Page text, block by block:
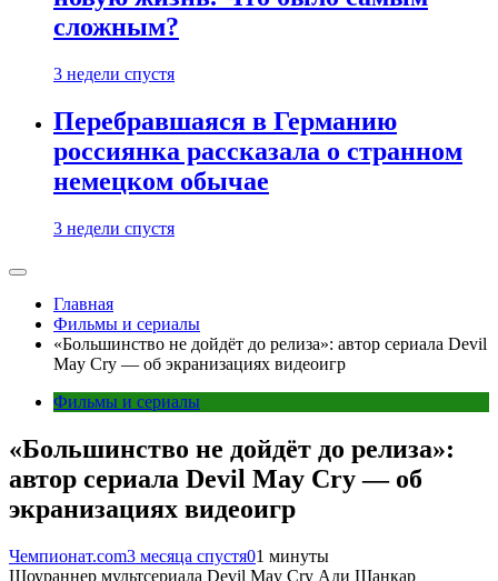
сложным?
3 недели спустя
Перебравшаяся в Германию
россиянка рассказала о странном
немецком обычае
3 недели спустя
Главная
Фильмы и сериалы
«Большинство не дойдёт до релиза»: автор сериала Devil
May Cry — об экранизациях видеоигр
Фильмы и сериалы
«Большинство не дойдёт до релиза»:
автор сериала Devil May Cry — об
экранизациях видеоигр
Чемпионат.com3 месяца спустя01 минуты
Шоураннер мультсериала Devil May Cry Ади Шанкар